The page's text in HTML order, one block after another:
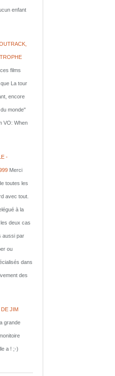
enfant
films
La tour
encore
monde"
VO: When
-
Merci
toutes les
avec tout.
à la
deux cas
aussi par
ou
dans
des
JIM
grande
a ! ;-)